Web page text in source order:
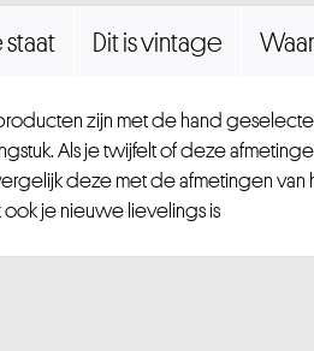
Dit is vintage
zijn met de hand
Als je twijfelt of deze
deze met de afmetingen
je nieuwe lievelings is